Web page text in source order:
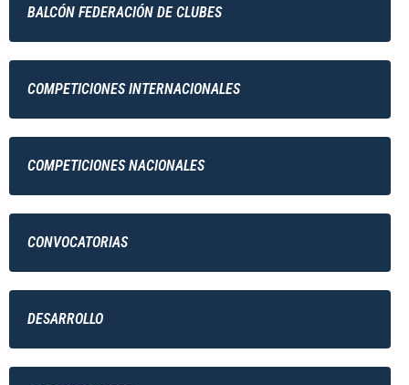
BALCÓN FEDERACIÓN DE CLUBES
COMPETICIONES INTERNACIONALES
COMPETICIONES NACIONALES
CONVOCATORIAS
DESARROLLO